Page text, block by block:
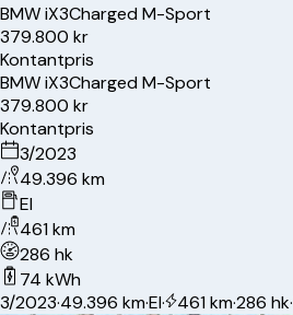
BMWiX3Charged M-Sport
379.800 kr
Kontantpris
BMWiX3Charged M-Sport
379.800 kr
Kontantpris
3/2023
49.396 km
El
461 km
286 hk
74 kWh
3/2023·49.396 km·El· 461 km·286 hk·